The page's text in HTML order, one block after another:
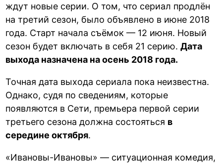
ждут новые серии. О том, что сериал продлён
на третий сезон, было объявлено в июне 2018
года. Старт начала съёмок — 12 июня. Новый
сезон будет включать в себя 21 серию.Дата
выхода назначена на осень 2018 года.
Точная дата выхода сериала пока неизвестна.
Однако, судя по сведениям, которые
появляются в Сети, премьера первой серии
третьего сезона должна состояться в
середине октября.
«Ивановы-Ивановы» — ситуационная комедия,